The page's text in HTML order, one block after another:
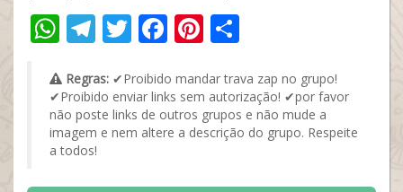
WhatsApp
Telegram
Twitter
Facebook
Pinterest
Regras: ✔Proibido mandar trava zap no grupo!
✔Proibido enviar links sem autorização! ✔por favor
não poste links de outros grupos e não mude a
imagem e nem altere a descrição do grupo. Respeite
a todos!